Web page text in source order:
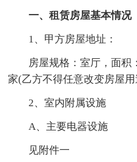
一、租赁房屋基本情况
1、甲方房屋地址：
房屋规格：室厅，面积
家(乙方不得任意改变房屋用
2、室内附属设施
A、主要电器设施
见附件一